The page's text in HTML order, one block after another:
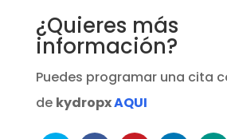
¿Quieres más
información?
Puedes programar una cita
de kydropxAQUI